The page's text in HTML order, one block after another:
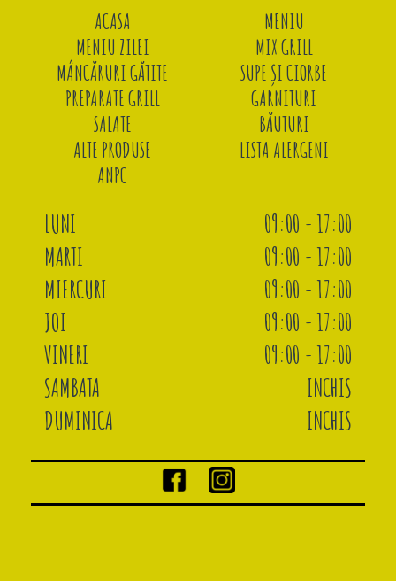
ACASA
MENIU
MENIU ZILEI
MIX GRILL
MÂNCĂRURI GĂTITE
SUPE ȘI CIORBE
PREPARATE GRILL
GARNITURI
SALATE
BĂUTURI
ALTE PRODUSE
LISTA ALERGENI
ANPC
LUNI
09:00 - 17:00
MARTI
09:00 - 17:00
MIERCURI
09:00 - 17:00
JOI
09:00 - 17:00
VINERI
09:00 - 17:00
SAMBATA
INCHIS
DUMINICA
INCHIS